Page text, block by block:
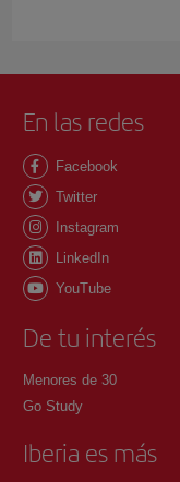
En las redes
Facebook
Twitter
Instagram
LinkedIn
YouTube
De tu interés
Menores de 30
Go Study
Iberia es más